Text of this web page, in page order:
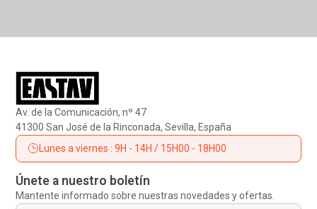
Descensores
Otros accesorios
Petates y Sacas
Av. de la Comunicación, nº 47
41300 San José de la Rinconada, Sevilla, España
Lunes a viernes : 9H - 14H / 15H00 - 18H00
Únete a nuestro boletín
Mantente informado sobre nuestras novedades y ofertas.